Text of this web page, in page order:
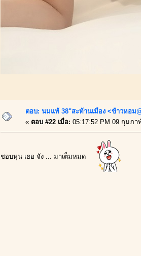
ตอบ: นมแท้ 38"สะท้านเมือง <ข้าวหอม
« ตอบ #22 เมื่อ: 05:17:52 PM 09 กุมภา
ชอบหุ่น เธอ จัง ... มาเต็มหมด